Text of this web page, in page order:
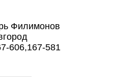
Филимонов
606,167-581